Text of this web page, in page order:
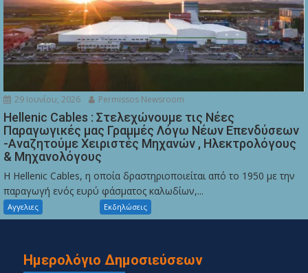
29 Ιουνίου, 2026 Permissos Newsroom
Hellenic Cables : Στελεχώνουμε τις Νέες
Παραγωγικές μας Γραμμές Λόγω Νέων Επενδύσεων
-Αναζητούμε Χειριστές Μηχανών , Ηλεκτρολόγους
& Μηχανολόγους
Η Hellenic Cables, η οποία δραστηριοποιείται από το 1950 με την
παραγωγή ενός ευρύ φάσματος καλωδίων,...
Αγγελιες Εκδηλώσεις
Ημερολόγιο Δημοσιεύσεων